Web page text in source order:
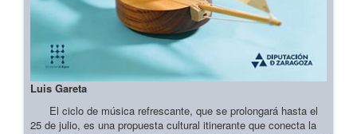
Luis Gareta
El ciclo de música refrescante, que se prolongará hasta el
25 de julio, es una propuesta cultural itinerante que conecta la